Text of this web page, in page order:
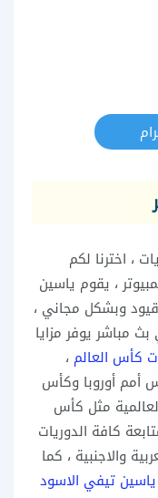
، اخترنا لكم
، يقوم ياسين
وبشكل مجاني ،
مباشر يوفر مزايا
كأس العالم ،
أمم أوروبا وكأس
مثل كأس
كافة الدوريات
والاجنبية ، كما
ياسين تيفي الاسود